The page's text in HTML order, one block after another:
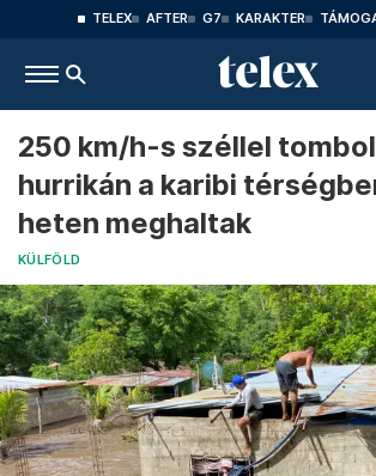
TELEX AFTER G7 KARAKTER
250 km/h-s széllel
hurrikán a karibi
heten meghaltak
KÜLFÖLD